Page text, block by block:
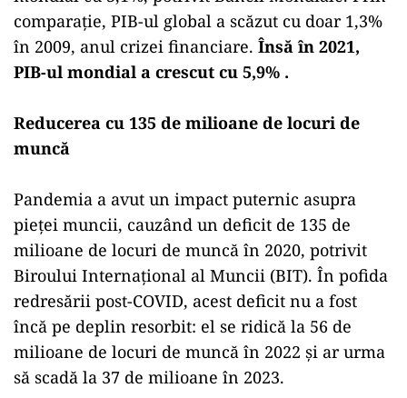
comparaţie, PIB-ul global a scăzut cu doar 1,3%
în 2009, anul crizei financiare. Însă în 2021,
PIB-ul mondial a crescut cu 5,9% .
Reducerea cu 135 de milioane de locuri de
muncă
Pandemia a avut un impact puternic asupra
pieţei muncii, cauzând un deficit de 135 de
milioane de locuri de muncă în 2020, potrivit
Biroului Internaţional al Muncii (BIT). În pofida
redresării post-COVID, acest deficit nu a fost
încă pe deplin resorbit: el se ridică la 56 de
milioane de locuri de muncă în 2022 şi ar urma
să scadă la 37 de milioane în 2023.